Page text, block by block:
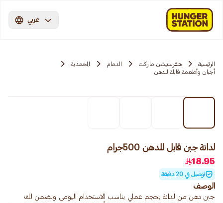
عربي
الرئيسية هنقرستيشن ماركت الدمام
المحمدية
أجبان وأطعمة قابلة للدهن
لدانة جبن قابل للدهن 500جرام
18.95
توصيل في 20 دقيقة
الوصف
جبن دهن من لدانة بحجم عملي يناسب الاستخدام اليومي ويضمن لك